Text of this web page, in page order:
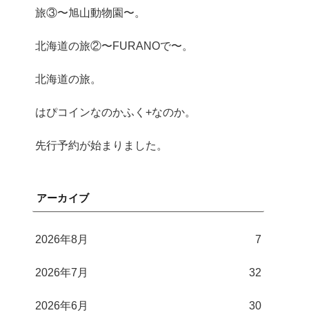
旅③〜旭山動物園〜。
北海道の旅②〜FURANOで〜。
北海道の旅。
はぴコインなのかふく+なのか。
先行予約が始まりました。
アーカイブ
2026年8月 7
2026年7月 32
2026年6月 30